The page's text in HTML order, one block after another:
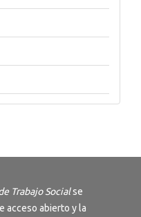
Trabajo Socialse
acceso abierto y la